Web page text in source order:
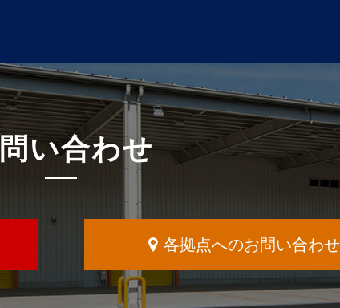
い合わせ
各拠点へのお問い合わせ